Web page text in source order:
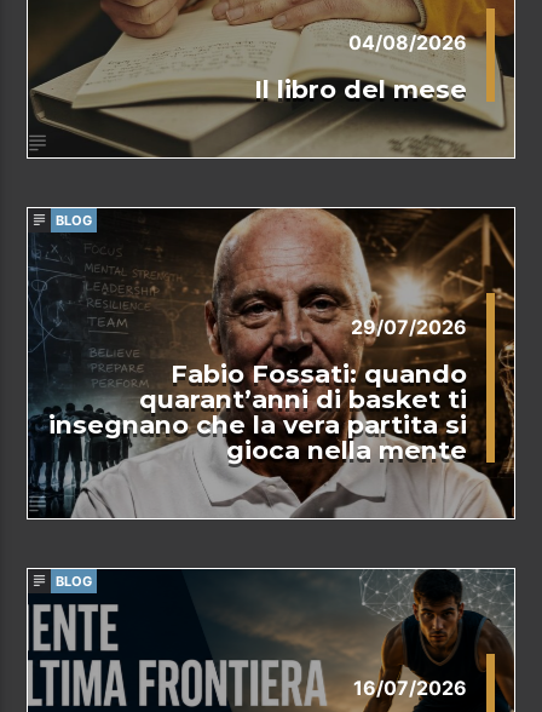
04/08/2026
Il libro del mese
BLOG
29/07/2026
Fabio Fossati: quando
quarant’anni di basket ti
insegnano che la vera partita si
gioca nella mente
BLOG
16/07/2026